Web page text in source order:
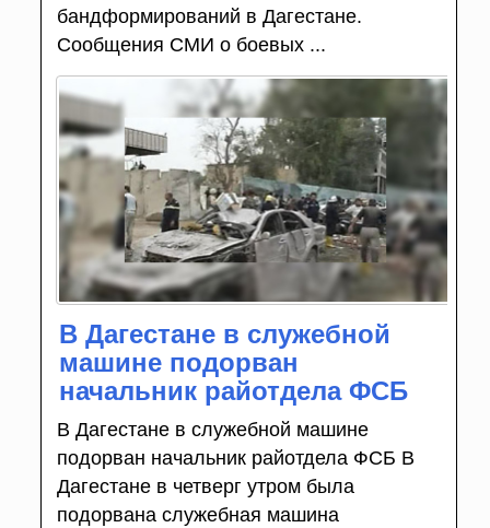
бандформирований в Дагестане.
Сообщения СМИ о боевых ...
В Дагестане в служебной
машине подорван
начальник райотдела ФСБ
В Дагестане в служебной машине
подорван начальник райотдела ФСБ В
Дагестане в четверг утром была
подорвана служебная машина